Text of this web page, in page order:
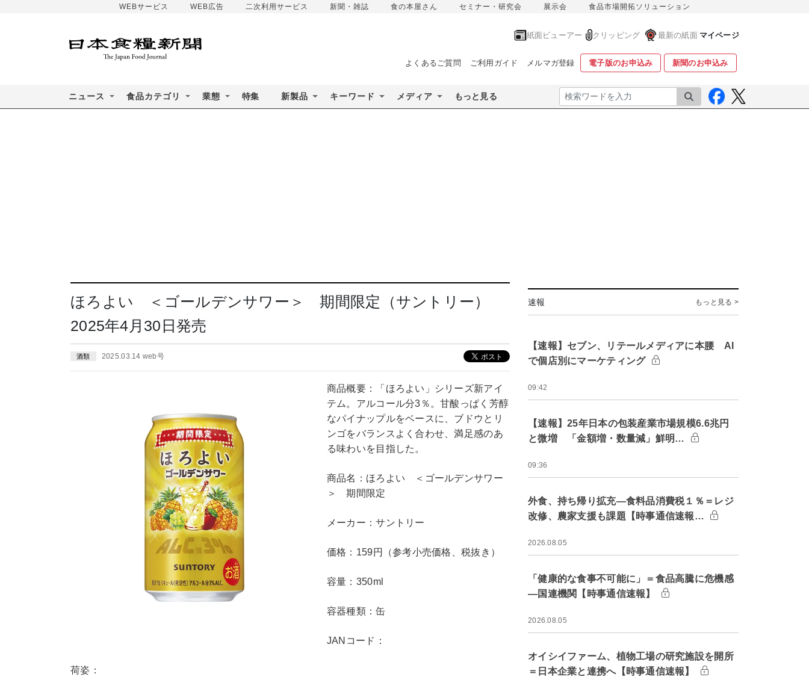
WEBサービス WEB広告 二次利用サービス 新聞・雑誌 食の本屋さん セミナー・研究会 展示会 食品市場開拓ソリューション
紙面ビューアー クリッピング 最新の紙面 マイページ
よくあるご質問 ご利用ガイド メルマガ登録 電子版のお申込み 新聞のお申込み
ニュース 食品カテゴリ 業態 特集 新製品 キーワード メディア もっと見る 検索
ほろよい ＜ゴールデンサワー＞ 期間限定（サントリー）
2025年4月30日発売
酒類 2025.03.14 web号
商品概要：「ほろよい」シリーズ新アイ
テム。アルコール分3％。甘酸っぱく芳醇
なパイナップルをベースに、ブドウとリ
ンゴをバランスよく合わせ、満足感のあ
る味わいを目指した。
商品名：ほろよい ＜ゴールデンサワー
＞ 期間限定
メーカー：サントリー
価格：159円（参考小売価格、税抜き）
容量：350ml
容器種類：缶
JANコード：
荷姿：
速報 もっと見る >
【速報】セブン、リテールメディアに本腰 AI
で個店別にマーケティング
09:42
【速報】25年日本の包装産業市場規模6.6兆円
と微増 「金額増・数量減」鮮明…
09:36
外食、持ち帰り拡充―食料品消費税１％＝レジ
改修、農家支援も課題【時事通信速報…
2026.08.05
「健康的な食事不可能に」＝食品高騰に危機感
―国連機関【時事通信速報】
2026.08.05
オイシイファーム、植物工場の研究施設を開所
＝日本企業と連携へ【時事通信速報】